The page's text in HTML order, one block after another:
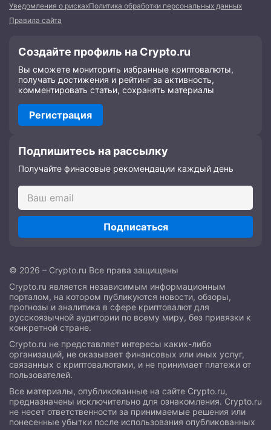
Уведомления о рискахПолитика обработки персональных данных
Правила сайта
Создайте профиль на Crypto.ru
Вы сможете мониторить избранные криптовалюты,
получать достижения и рейтинг за активность,
комментировать статьи, сохранять материалы
Регистрация
Подпишитесь на рассылку
Получайте финасовые рекомендации каждый день
Подписаться
© 2026 – Crypto.ru Все права защищены
Crypto.ru является независимым информационным
порталом, на котором публикуются новости, обзоры,
прогнозы и аналитика в сфере криптовалют для
русскоязычной аудитории по всему миру, без привязки к
конкретной стране.
Crypto.ru не представляет интересы каких-либо
организаций, не оказывает финансовых или иных услуг,
связанных с криптовалютами, и не принимает платежи от
пользователей.
Все материалы, опубликованные на сайте Crypto.ru,
предназначены исключительно для ознакомления. Crypto.ru
не несет ответственности за принимаемые решения или
понесенные убытки после использования опубликованных